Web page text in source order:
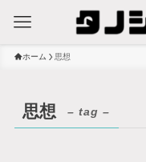
ホーム 思想
思想 – tag –